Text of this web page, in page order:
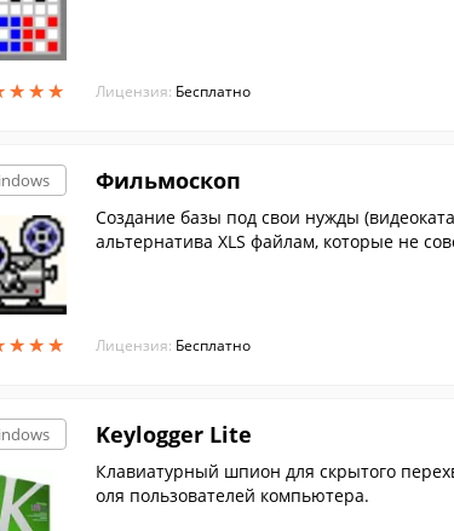
★★★
★★★ Лицензия: Бесплатно
★★★
★★★
Фильмоскоп
Cоздание базы под свои нужды
альтернатива XLS файлам, которые не
Лицензия: Бесплатно
Keylogger Lite
Клавиатурный шпион для скрытого
оля пользователей компьютера.